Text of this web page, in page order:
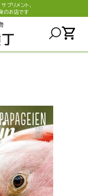
プリメント、
のお店です
shopping_cart